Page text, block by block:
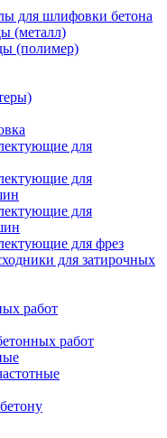
для шлифовки бетона
(металл)
(полимер)
для
для
для
для фрез
для затирочных
работ
работ